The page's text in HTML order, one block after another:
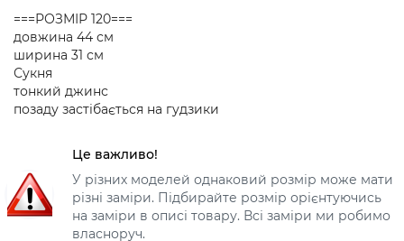
===РОЗМІР 120===
довжина 44 см
ширина 31 см
Сукня
тонкий джинс
позаду застібається на гудзики
Це важливо!
У різних моделей однаковий розмір може мати
різні заміри. Підбирайте розмір орієнтуючись
на заміри в описі товару. Всі заміри ми робимо
власноруч.